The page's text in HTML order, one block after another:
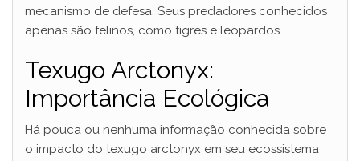
mecanismo de defesa. Seus predadores conhecidos
apenas são felinos, como tigres e leopardos.
Texugo Arctonyx:
Importância Ecológica
Há pouca ou nenhuma informação conhecida sobre
o impacto do texugo arctonyx em seu ecossistema